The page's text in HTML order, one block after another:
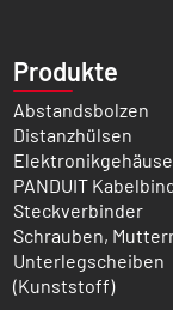
Produkte
Abstandsbolzen
Distanzhülsen
Elektronikgehäuse
PANDUIT
Steckverbinder
Schrauben,
Unterlegscheiben
(Kunststoff)